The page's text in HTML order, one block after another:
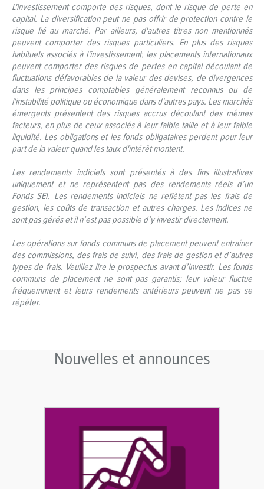
L'investissement comporte des risques, dont le risque de perte en
capital. La diversification peut ne pas offrir de protection contre le
risque lié au marché. Par ailleurs, d'autres titres non mentionnés
peuvent comporter des risques particuliers. En plus des risques
habituels associés à l'investissement, les placements internationaux
peuvent comporter des risques de pertes en capital découlant de
fluctuations défavorables de la valeur des devises, de divergences
dans les principes comptables généralement reconnus ou de
l'instabilité politique ou économique dans d'autres pays. Les marchés
émergents présentent des risques accrus découlant des mêmes
facteurs, en plus de ceux associés à leur faible taille et à leur faible
liquidité. Les obligations et les fonds obligataires perdent pour leur
part de la valeur quand les taux d'intérêt montent.
Les rendements indiciels sont présentés à des fins illustratives
uniquement et ne représentent pas des rendements réels d’un
Fonds SEI. Les rendements indiciels ne reflètent pas les frais de
gestion, les coûts de transaction et autres charges. Les indices ne
sont pas gérés et il n’est pas possible d’y investir directement.
Les opérations sur fonds communs de placement peuvent entraîner
des commissions, des frais de suivi, des frais de gestion et d’autres
types de frais. Veuillez lire le prospectus avant d’investir. Les fonds
communs de placement ne sont pas garantis; leur valeur fluctue
fréquemment et leurs rendements antérieurs peuvent ne pas se
répéter.
Nouvelles et announces